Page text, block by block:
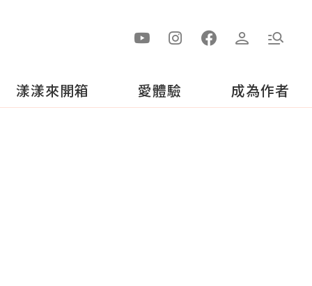
漾漾來開箱 愛體驗 成為作者